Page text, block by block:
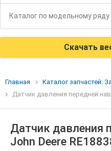
Каталог по модельному ряду
Скачать
Главная
Каталог запчастей:
Датчик давления передней
Датчик давления
John Deere